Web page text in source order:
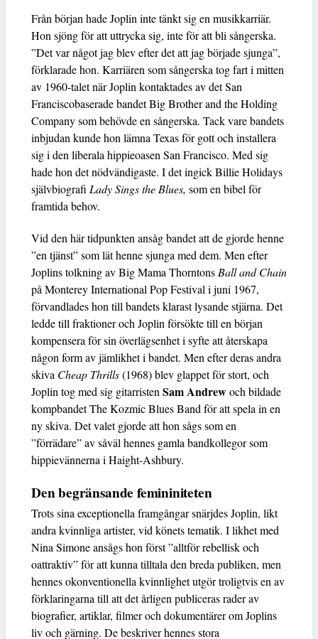
Från början hade Joplin inte tänkt sig en musikkarriär.
Hon sjöng för att uttrycka sig, inte för att bli sångerska.
”Det var något jag blev efter det att jag började sjunga”,
förklarade hon. Karriären som sångerska tog fart i mitten
av 1960-talet när Joplin kontaktades av det San
Franciscobaserade bandet Big Brother and the Holding
Company som behövde en sångerska. Tack vare bandets
inbjudan kunde hon lämna Texas för gott och installera
sig i den liberala hippieoasen San Francisco. Med sig
hade hon det nödvändigaste. I det ingick Billie Holidays
självbiografi Lady Sings the Blues, som en bibel för
framtida behov.
Vid den här tidpunkten ansåg bandet att de gjorde henne
”en tjänst” som lät henne sjunga med dem. Men efter
Joplins tolkning av Big Mama Thorntons Ball and Chain
på Monterey International Pop Festival i juni 1967,
förvandlades hon till bandets klarast lysande stjärna. Det
ledde till fraktioner och Joplin försökte till en början
kompensera för sin överlägsenhet i syfte att återskapa
någon form av jämlikhet i bandet. Men efter deras andra
skiva Cheap Thrills(1968) blev glappet för stort, och
Joplin tog med sig gitarristen Sam Andrewoch bildade
kompbandet The Kozmic Blues Band för att spela in en
ny skiva. Det valet gjorde att hon sågs som en
”förrädare” av såväl hennes gamla bandkollegor som
hippievännerna i Haight-Ashbury.
Den begränsande femininiteten
Trots sina exceptionella framgångar snärjdes Joplin, likt
andra kvinnliga artister, vid könets tematik. I likhet med
Nina Simone ansågs hon först ”alltför rebellisk och
oattraktiv” för att kunna tilltala den breda publiken, men
hennes okonventionella kvinnlighet utgör troligtvis en av
förklaringarna till att det årligen publiceras rader av
biografier, artiklar, filmer och dokumentärer om Joplins
liv och gärning. De beskriver hennes stora